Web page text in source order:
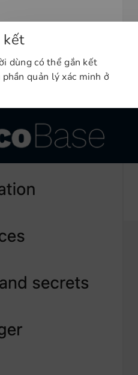
kết
dùng có thể gắn kết
quản lý xác minh ở